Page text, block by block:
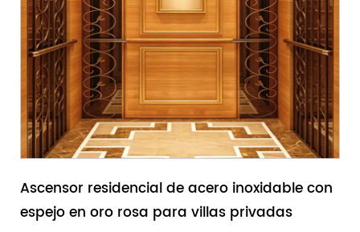
Ascensor residencial de acero inoxidable con
espejo en oro rosa para villas privadas